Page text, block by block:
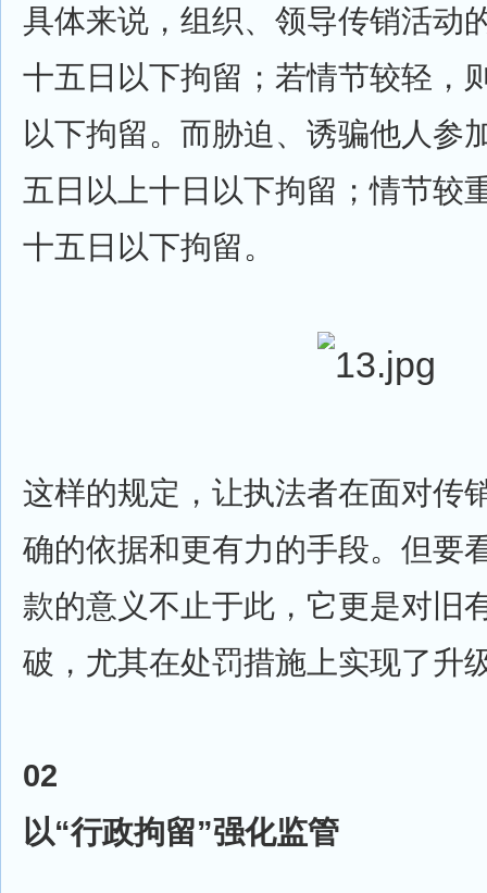
具体来说，组织、领导传销活动
十五日以下拘留；若情节较轻，
以下拘留。而胁迫、诱骗他人参
五日以上十日以下拘留；情节较
十五日以下拘留。
这样的规定，让执法者在面对传
确的依据和更有力的手段。但要
款的意义不止于此，它更是对旧
破，尤其在处罚措施上实现了升
02
以“行政拘留”强化监管